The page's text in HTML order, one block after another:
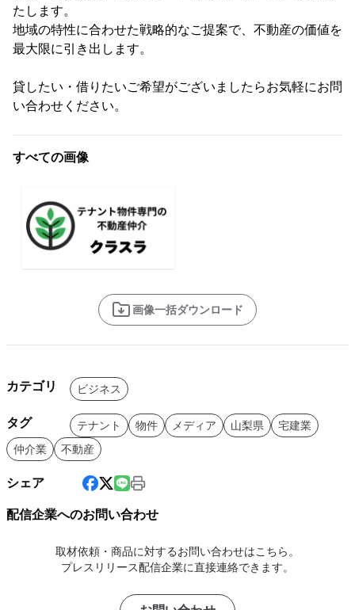
たします。
地域の特性に合わせた戦略的なご提案で、不動産の価値を
最大限に引き出します。
貸したい・借りたいご希望がございましたらお気軽にお問
い合わせください。
すべての画像
画像一括ダウンロード
カテゴリ ビジネス
タグ テナント 物件 メディア 山梨県
宅建業
仲介業
不動産
シェア
配信企業へのお問い合わせ
取材依頼・商品に対するお問い合わせはこちら。
プレスリリース配信企業に直接連絡できます。